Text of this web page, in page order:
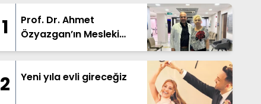
1
Prof. Dr. Ahmet
Özyazgan’ın Mesleki
Kariyeri ve Ortopedi
2 Yeni yıla evli gireceğiz